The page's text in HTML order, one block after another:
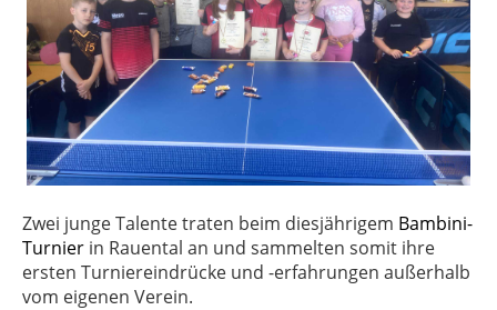
Zwei junge Talente traten beim diesjährigem Bambini-
Turnier in Rauental an und sammelten somit ihre
ersten Turniereindrücke und -erfahrungen außerhalb
vom eigenen Verein.